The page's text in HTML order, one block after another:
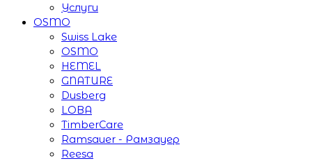
Услуги
OSMO
Swiss Lake
OSMO
HEMEL
GNATURE
Dusberg
LOBA
TimberCare
Ramsauer - Рамзауер
Reesa